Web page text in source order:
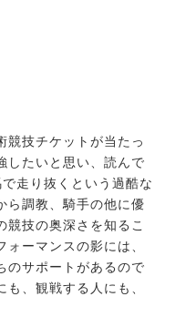
にとっても、乗馬のた
るはずです。
ースの構想についても
であろう新しい技術や
ています。
競技チケットが当たっ
したいと思い、読んで
走り抜くという過酷な
ら調教、騎手の他に優
競技の奥深さを知るこ
ーマンスの影には、
のサポートがあるので
、観戦する人にも、